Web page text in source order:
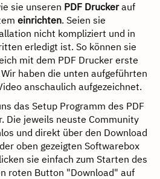
sie unseren PDF Druckerauf
einrichten. Seien sie
nicht kompliziert und in
erledigt ist. So können sie
mit dem PDF Drucker erste
haben die unten aufgeführten
anschaulich aufgezeichnet.
das Setup Programm des PDF
Die jeweils neuste Community
und direkt über den Download
oben gezeigten Softwarebox
sie einfach zum Starten des
roten Button "Download" auf